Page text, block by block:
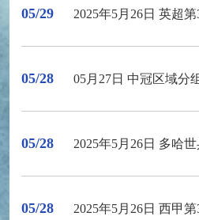
05/29 2025年5月26日 英超第38轮
05/28 05月27日 中冠区域分组赛第2轮
05/28 2025年5月26日 多哈世乒赛男单
05/28 2025年5月26日 西甲第38轮 比利